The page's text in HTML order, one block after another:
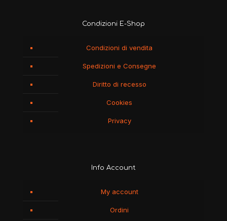
Condizioni E-Shop
Condizioni di vendita
Spedizioni e Consegne
Diritto di recesso
Cookies
Privacy
Info Account
My account
Ordini